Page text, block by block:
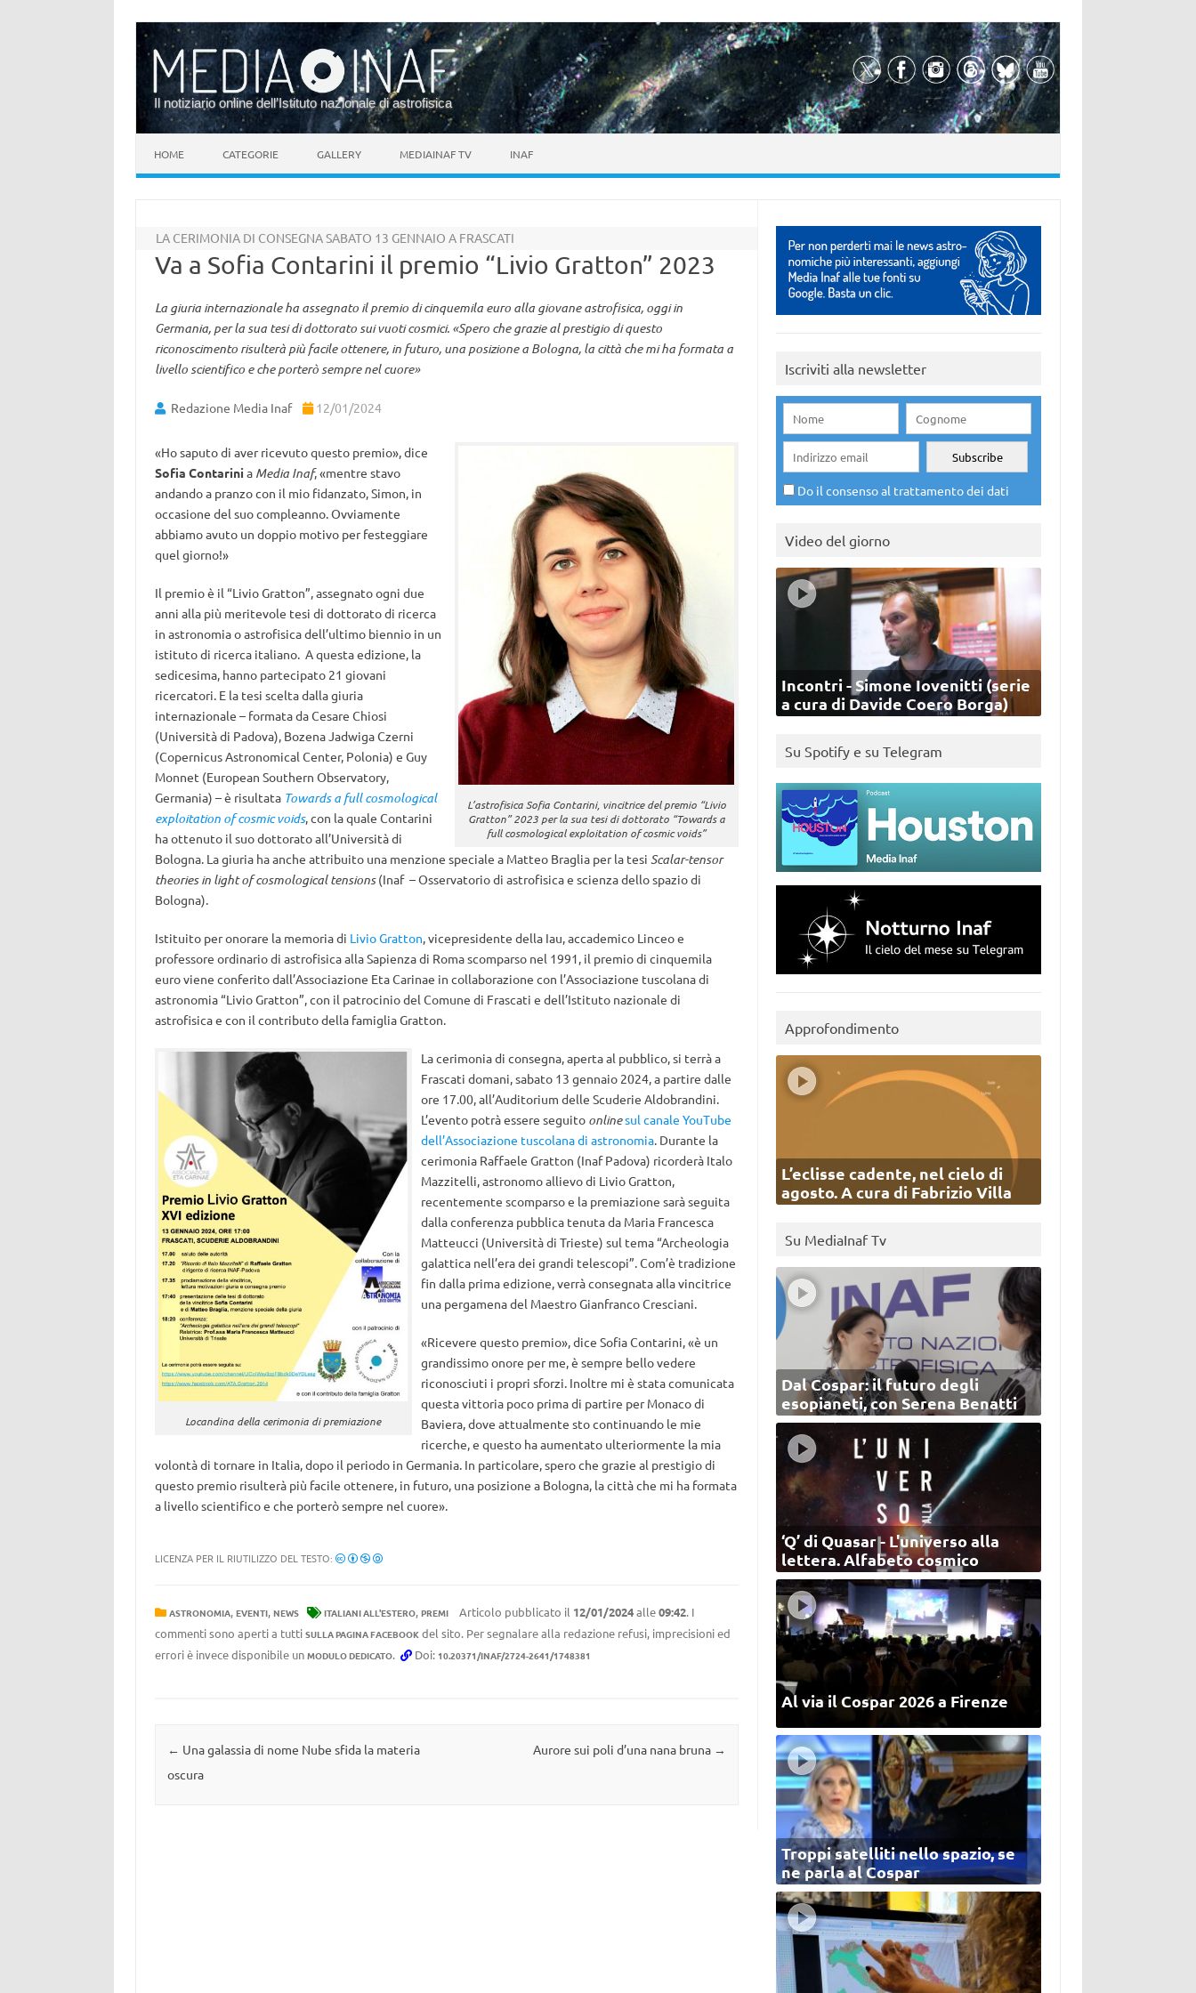
Il notiziario online dell’Istituto nazionale di astrofisica
HOME CATEGORIE GALLERY MEDIAINAF TV INAF
LA CERIMONIA DI CONSEGNA SABATO 13 GENNAIO A FRASCATI
Va a Sofia Contarini il premio “Livio Gratton” 2023
La giuria internazionale ha assegnato il premio di cinquemila euro alla giovane astrofisica, oggi in
Germania, per la sua tesi di dottorato sui vuoti cosmici. «Spero che grazie al prestigio di questo
riconoscimento risulterà più facile ottenere, in futuro, una posizione a Bologna, la città che mi ha formata a
livello scientifico e che porterò sempre nel cuore»
Redazione Media Inaf 12/01/2024
L’astrofisica Sofia Contarini, vincitrice del premio “Livio
Gratton” 2023 per la sua tesi di dottorato “Towards a
full cosmological exploitation of cosmic voids”
«Ho saputo di aver ricevuto questo premio», dice
Sofia Contarini a Media Inaf, «mentre stavo
andando a pranzo con il mio fidanzato, Simon, in
occasione del suo compleanno. Ovviamente
abbiamo avuto un doppio motivo per festeggiare
quel giorno!»
Il premio è il “Livio Gratton”, assegnato ogni due
anni alla più meritevole tesi di dottorato di ricerca
in astronomia o astrofisica dell’ultimo biennio in un
istituto di ricerca italiano. A questa edizione, la
sedicesima, hanno partecipato 21 giovani
ricercatori. E la tesi scelta dalla giuria
internazionale – formata da Cesare Chiosi
(Università di Padova), Bozena Jadwiga Czerni
(Copernicus Astronomical Center, Polonia) e Guy
Monnet (European Southern Observatory,
Germania) – è risultata Towards a full cosmological
exploitation of cosmic voids, con la quale Contarini
ha ottenuto il suo dottorato all’Università di
Bologna. La giuria ha anche attribuito una menzione speciale a Matteo Braglia per la tesi Scalar-tensor
theories in light of cosmological tensions(Inaf – Osservatorio di astrofisica e scienza dello spazio di
Bologna).
Istituito per onorare la memoria di Livio Gratton, vicepresidente della Iau, accademico Linceo e
professore ordinario di astrofisica alla Sapienza di Roma scomparso nel 1991, il premio di cinquemila
euro viene conferito dall’Associazione Eta Carinae in collaborazione con l’Associazione tuscolana di
astronomia “Livio Gratton”, con il patrocinio del Comune di Frascati e dell’Istituto nazionale di
astrofisica e con il contributo della famiglia Gratton.
Locandina della cerimonia di premiazione
La cerimonia di consegna, aperta al pubblico, si terrà a
Frascati domani, sabato 13 gennaio 2024, a partire dalle
ore 17.00, all’Auditorium delle Scuderie Aldobrandini.
L’evento potrà essere seguito onlinesul canale YouTube
dell’Associazione tuscolana di astronomia. Durante la
cerimonia Raffaele Gratton (Inaf Padova) ricorderà Italo
Mazzitelli, astronomo allievo di Livio Gratton,
recentemente scomparso e la premiazione sarà seguita
dalla conferenza pubblica tenuta da Maria Francesca
Matteucci (Università di Trieste) sul tema “Archeologia
galattica nell’era dei grandi telescopi”. Com’è tradizione
fin dalla prima edizione, verrà consegnata alla vincitrice
una pergamena del Maestro Gianfranco Cresciani.
«Ricevere questo premio», dice Sofia Contarini, «è un
grandissimo onore per me, è sempre bello vedere
riconosciuti i propri sforzi. Inoltre mi è stata comunicata
questa vittoria poco prima di partire per Monaco di
Baviera, dove attualmente sto continuando le mie
ricerche, e questo ha aumentato ulteriormente la mia
volontà di tornare in Italia, dopo il periodo in Germania. In particolare, spero che grazie al prestigio di
questo premio risulterà più facile ottenere, in futuro, una posizione a Bologna, la città che mi ha formata
a livello scientifico e che porterò sempre nel cuore».
LICENZA PER IL RIUTILIZZO DEL TESTO:
ASTRONOMIA, EVENTI, NEWS ITALIANI ALL'ESTERO, PREMI Articolo pubblicato il 12/01/2024alle09:42. I
commenti sono aperti a tutti SULLA PAGINA FACEBOOKdel sito. Per segnalare alla redazione refusi, imprecisioni ed
errori è invece disponibile un MODULO DEDICATO. Doi: 10.20371/INAF/2724-2641/1748381
Navigazione articolo
← Una galassia di nome Nube sfida la materia
oscura
Aurore sui poli d’una nana bruna →
Iscriviti alla newsletter
Do il consenso al trattamento dei dati
Video del giorno
Incontri - Simone Iovenitti (serie
a cura di Davide Coero Borga)
Su Spotify e su Telegram
Approfondimento
L’eclisse cadente, nel cielo di
agosto. A cura di Fabrizio Villa
Su MediaInaf Tv
Dal Cospar: il futuro degli
esopianeti, con Serena Benatti
‘Q’ di Quasar - L'universo alla
lettera. Alfabeto cosmico
Al via il Cospar 2026 a Firenze
Troppi satelliti nello spazio, se
ne parla al Cospar